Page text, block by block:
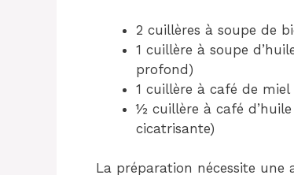
2 cuillères à soupe de
1 cuillère à soupe
profond)
1 cuillère à café de
½ cuillère à café
cicatrisante)
La préparation nécessite